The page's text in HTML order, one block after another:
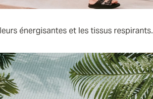
énergisantes et les tissus respirants.